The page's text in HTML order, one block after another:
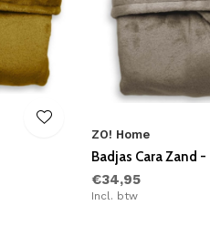
ZO! Home
Badjas Cara Zand
€34,95
Incl. btw